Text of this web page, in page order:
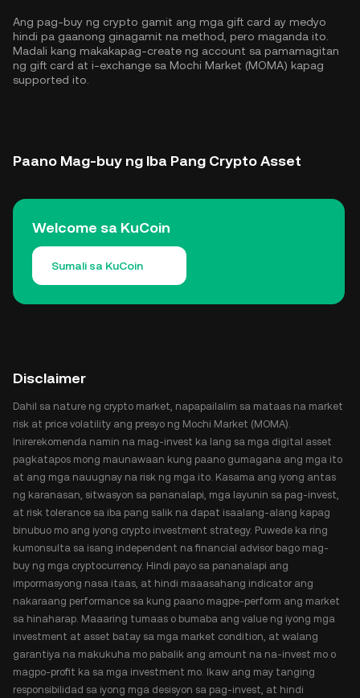
Ang pag-buy ng crypto gamit ang mga gift card ay medyo
hindi pa gaanong ginagamit na method, pero maganda ito.
Madali kang makakapag-create ng account sa pamamagitan
ng gift card at i-exchange sa Mochi Market (MOMA) kapag
supported ito.
Paano Mag-buy ng Iba Pang Crypto Asset
Welcome sa KuCoin
Sumali sa KuCoin
Disclaimer
Dahil sa nature ng crypto market, napapailalim sa mataas na market
risk at price volatility ang presyo ng Mochi Market (MOMA).
Inirerekomenda namin na mag-invest ka lang sa mga digital asset
pagkatapos mong maunawaan kung paano gumagana ang mga ito
at ang mga nauugnay na risk ng mga ito. Kasama ang iyong antas
ng karanasan, sitwasyon sa pananalapi, mga layunin sa pag-invest,
at risk tolerance sa iba pang salik na dapat isaalang-alang kapag
binubuo mo ang iyong crypto investment strategy. Puwede ka ring
kumonsulta sa isang independent na financial advisor bago mag-
buy ng mga cryptocurrency. Hindi payo sa pananalapi ang
impormasyong nasa itaas, at hindi maaasahang indicator ang
nakaraang performance sa kung paano magpe-perform ang market
sa hinaharap. Maaaring tumaas o bumaba ang value ng iyong mga
investment at asset batay sa mga market condition, at walang
garantiya na makukuha mo pabalik ang amount na na-invest mo o
magpo-profit ka sa mga investment mo. Ikaw ang may tanging
responsibilidad sa iyong mga desisyon sa pag-invest, at hindi